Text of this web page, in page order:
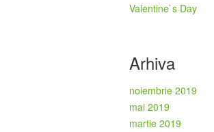
Valentine`s Day
Arhiva
noiembrie 2019
mai 2019
martie 2019